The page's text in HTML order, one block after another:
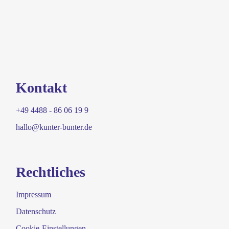
Kontakt
+49 4488 - 86 06 19 9
hallo@kunter-bunter.de
Rechtliches
Impressum
Datenschutz